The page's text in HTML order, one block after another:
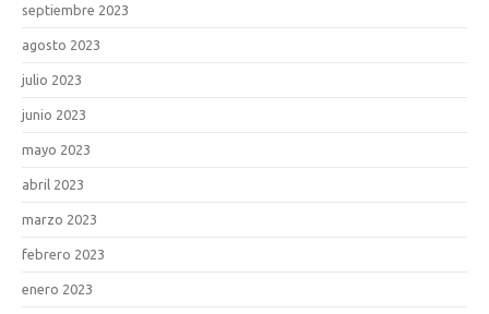
septiembre 2023
agosto 2023
julio 2023
junio 2023
mayo 2023
abril 2023
marzo 2023
febrero 2023
enero 2023